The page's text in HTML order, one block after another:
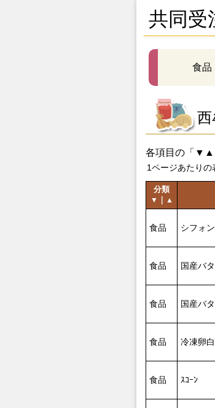
共同受
食品
各項目の「▼▲
1ページあたりの
分類
▼ ▲
食品 シフォ
食品 国産バ
食品 国産バ
食品 冷凍卵
食品 ｽｺｰﾝ